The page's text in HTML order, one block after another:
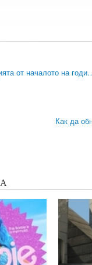
от началото на
Как да